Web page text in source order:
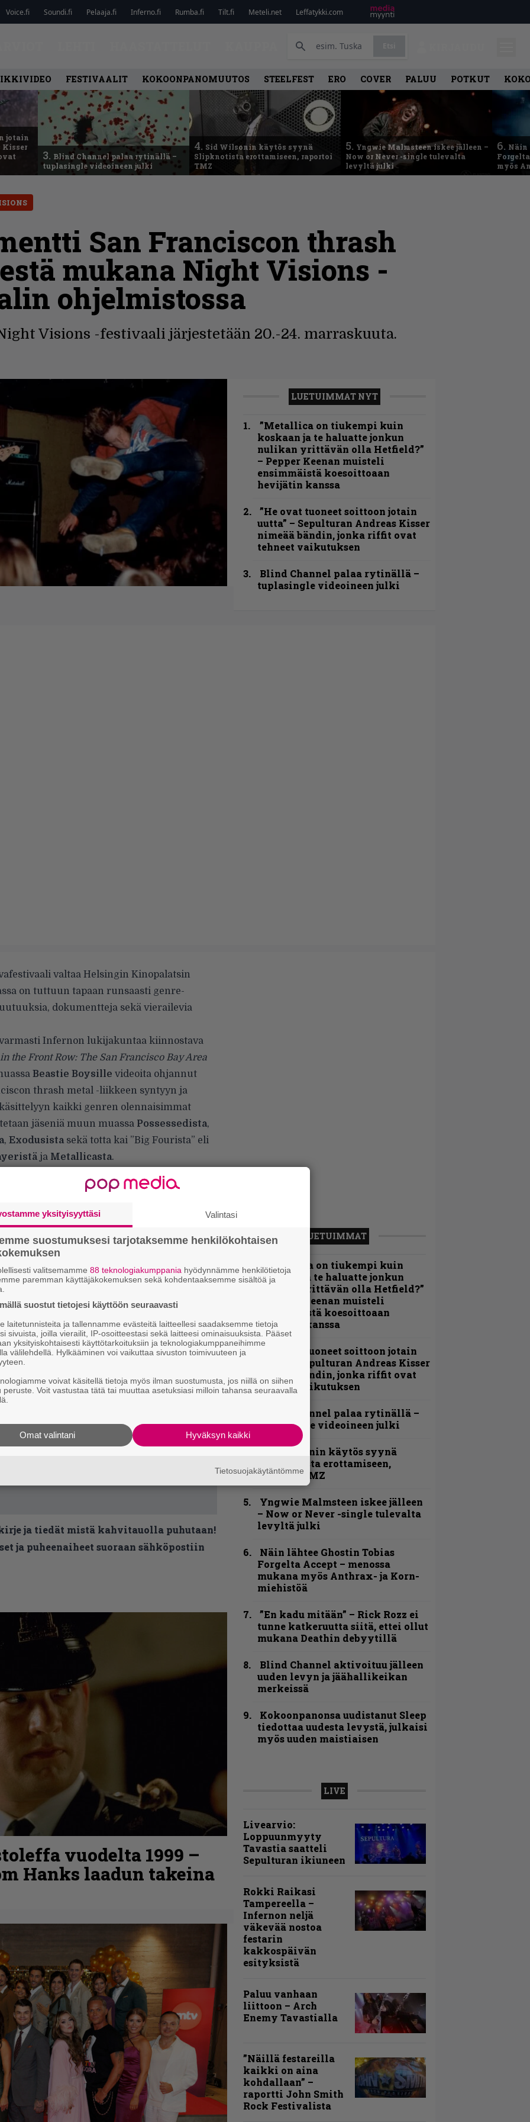
Voice.fi Soundi.fi Pelaaja.fi Inferno.fi Rumba.fi Tilt.fi Meteli.net Leffatykki.com
FESTIVAALIT KOKOONPANOMUUTOS STEELFEST ERO COVER PALUU POTKUT
jotain
Kisser
3. Blind Channel palaa rytinällä –
tuplasingle videoineen julki
4. Sid Wilsonin käytös syynä
Slipknotista erottamiseen, raportoi
TMZ
5. Yngwie Malmsteen iskee jälleen –
Now or Never -single tulevalta
levyltä julki
6. Näin
myös
San Franciscon thrash
mukana Night Visions -
ohjelmistossa
Visions -festivaali järjestetään 20.-24. marraskuuta.
LUETUIMMAT NYT
”Metallica on tiukempi kuin
koskaan ja te haluatte jonkun
nulikan yrittävän olla Hetfield?”
– Pepper Keenan muisteli
ensimmäistä koesoittoaan
hevijätin kanssa
”He ovat tuoneet soittoon jotain
uutta” – Sepulturan Andreas Kisser
nimeää bändin, jonka riffit ovat
tehneet vaikutuksen
Blind Channel palaa rytinällä –
tuplasingle videoineen julki
valtaa Helsingin Kinopalatsin
on tuttuun tapaan runsaasti genre-
dokumentteja sekä vierailevia
Infernon lukijakuntaa kiinnostava
the Front Row: The San Francisco Bay Area
Beastie Boysille videoita ohjannut
thrash metal -liikkeen syntyyn ja
kaikki genren olennaisimmat
jäseniä muun muassa Possessedista,
, Exodusistasekä totta kai ”Big Fourista” eli
ja Metallicasta.
festivaalin lopullinen ohjelmisto
29. lokakuuta. Ennakkomyynti
Finnkinon teattereissa ja
löydättäältä. Tapahtuman
ja tiedät mistä kahvitauolla puhutaan!
ja puheenaiheet suoraan sähköpostiin
vuodelta 1999 –
Hanks laadun takeina
LUETUIMMAT
”Metallica on tiukempi kuin
koskaan ja te haluatte jonkun
nulikan yrittävän olla Hetfield?”
– Pepper Keenan muisteli
ensimmäistä koesoittoaan
hevijätin kanssa
”He ovat tuoneet soittoon jotain
uutta” – Sepulturan Andreas Kisser
nimeää bändin, jonka riffit ovat
tehneet vaikutuksen
Blind Channel palaa rytinällä –
tuplasingle videoineen julki
Sid Wilsonin käytös syynä
Slipknotista erottamiseen,
raportoi TMZ
Yngwie Malmsteen iskee jälleen
– Now or Never -single tulevalta
levyltä julki
Näin lähtee Ghostin Tobias
Forgelta Accept – menossa
mukana myös Anthrax- ja Korn-
miehistöä
”En kadu mitään” – Rick Rozz ei
tunne katkeruutta siitä, ettei ollut
mukana Deathin debyytillä
Blind Channel aktivoituu jälleen
uuden levyn ja jäähallikeikan
merkeissä
Kokoonpanonsa uudistanut Sleep
tiedottaa uudesta levystä, julkaisi
myös uuden maistiaisen
LIVE
Livearvio:
Loppuunmyyty
Tavastia saatteli
Sepulturan ikiuneen
Rokki Raikasi
Tampereella –
Infernon neljä
väkevää nostoa
festarin
kakkospäivän
esityksistä
Paluu vanhaan
liittoon – Arch
Enemy Tavastialla
”Näillä festareilla
kaikki on aina
kohdallaan” –
raportti John Smith
Rock Festivalista
yksityisyyttäsi Valintasi
suostumuksesi tarjotaksemme henkilökohtaisen
valitsemamme 88 teknologiakumppania hyödynnämme henkilötietoja
paremman käyttäjäkokemuksen sekä kohdentaaksemme sisältöä ja
suostut tietojesi käyttöön seuraavasti
laitetunnisteita ja tallennamme evästeitä laitteellesi saadaksemme tietoja
sivuista, joilla vierailit, IP-osoitteestasi sekä laitteesi ominaisuuksista. Pääset
yksityiskohtaisesti käyttötarkoituksiin ja teknologiakumppaneihimme
välilehdellä. Hylkääminen voi vaikuttaa sivuston toimivuuteen ja
voivat käsitellä tietoja myös ilman suostumusta, jos niillä on siihen
peruste. Voit vastustaa tätä tai muuttaa asetuksiasi milloin tahansa seuraavalla
Hyväksyn kaikki
Omat valintani
Tietosuojakäytäntömme